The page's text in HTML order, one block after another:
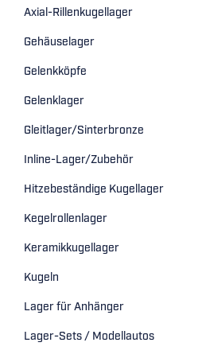
Axial-Rillenkugellager
Gehäuselager
Gelenkköpfe
Gelenklager
Gleitlager/Sinterbronze
Inline-Lager/Zubehör
Hitzebeständige Kugellager
Kegelrollenlager
Keramikkugellager
Kugeln
Lager für Anhänger
Lager-Sets / Modellautos